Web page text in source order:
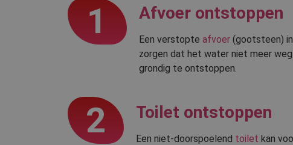
1 Afvoer ontstoppen
Een verstopte afvoer(gootsteen)
zorgen dat het water niet meer
grondig te ontstoppen.
2 Toilet ontstoppen
Een niet-doorspoelend toilet kan